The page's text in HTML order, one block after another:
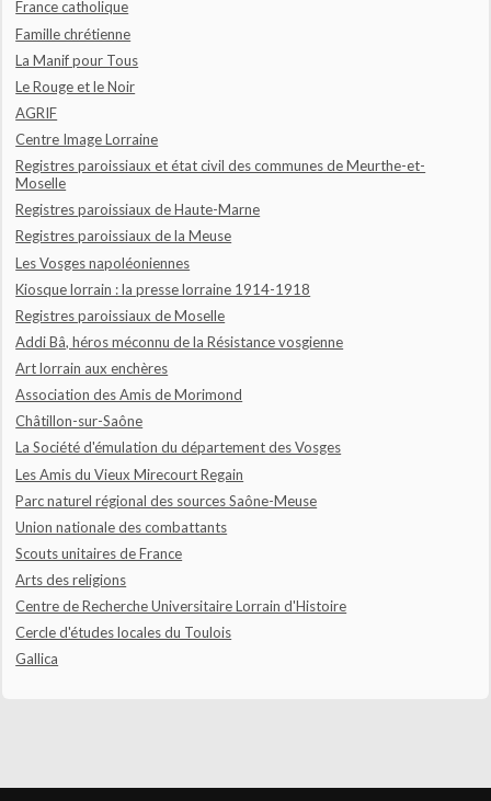
France catholique
Famille chrétienne
La Manif pour Tous
Le Rouge et le Noir
AGRIF
Centre Image Lorraine
Registres paroissiaux et état civil des communes de Meurthe-et-
Moselle
Registres paroissiaux de Haute-Marne
Registres paroissiaux de la Meuse
Les Vosges napoléoniennes
Kiosque lorrain : la presse lorraine 1914-1918
Registres paroissiaux de Moselle
Addi Bâ, héros méconnu de la Résistance vosgienne
Art lorrain aux enchères
Association des Amis de Morimond
Châtillon-sur-Saône
La Société d'émulation du département des Vosges
Les Amis du Vieux Mirecourt Regain
Parc naturel régional des sources Saône-Meuse
Union nationale des combattants
Scouts unitaires de France
Arts des religions
Centre de Recherche Universitaire Lorrain d'Histoire
Cercle d'études locales du Toulois
Gallica